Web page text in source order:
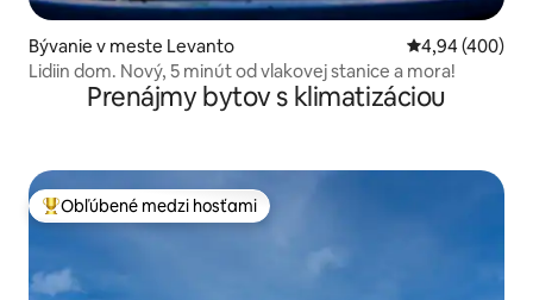
Bývanie v meste Levanto Priemerné
4,94 (400)
Lidiin dom. Nový, 5 minút od vlakovej stanice a mora!
Prenájmy bytov s klimatizáciou
Najobľúbenejšie medzi hosťami
Obľúbené medzi hosťami